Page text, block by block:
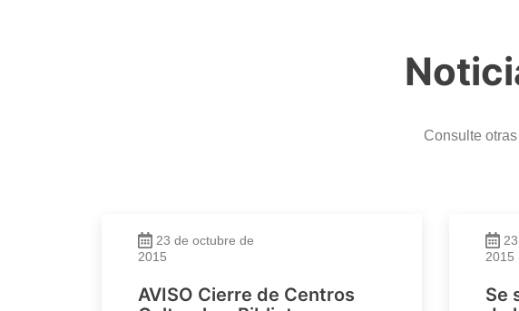
Consulte
23 de octubre de
2015
AVISO Cierre de Centros
2015
Se